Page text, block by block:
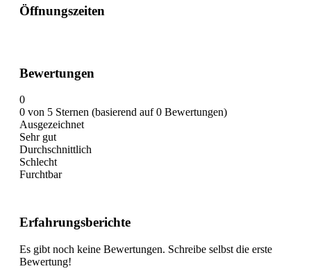
Öffnungszeiten
Bewertungen
0
0 von 5 Sternen (basierend auf 0 Bewertungen)
Ausgezeichnet
Sehr gut
Durchschnittlich
Schlecht
Furchtbar
Erfahrungsberichte
Es gibt noch keine Bewertungen. Schreibe selbst die erste
Bewertung!